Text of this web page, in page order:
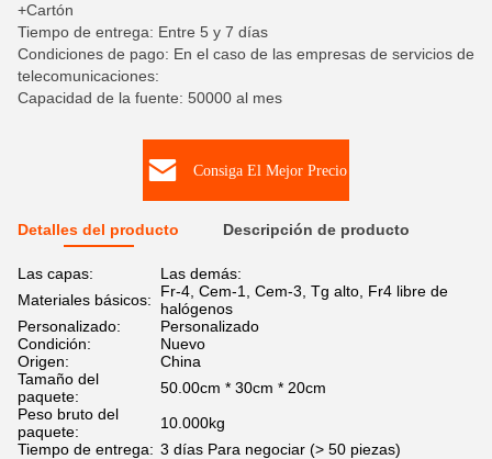
+Cartón
Tiempo de entrega: Entre 5 y 7 días
Condiciones de pago: En el caso de las empresas de servicios de
telecomunicaciones:
Capacidad de la fuente: 50000 al mes
Consiga El Mejor Precio
Detalles del producto Descripción de producto
Las capas:
Las demás:
Materiales básicos:
Fr-4, Cem-1, Cem-3, Tg alto, Fr4 libre de
halógenos
Personalizado:
Personalizado
Condición:
Nuevo
Origen:
China
Tamaño del
paquete:
50.00cm * 30cm * 20cm
Peso bruto del
paquete:
10.000kg
Tiempo de entrega: 3 días Para negociar (> 50 piezas)